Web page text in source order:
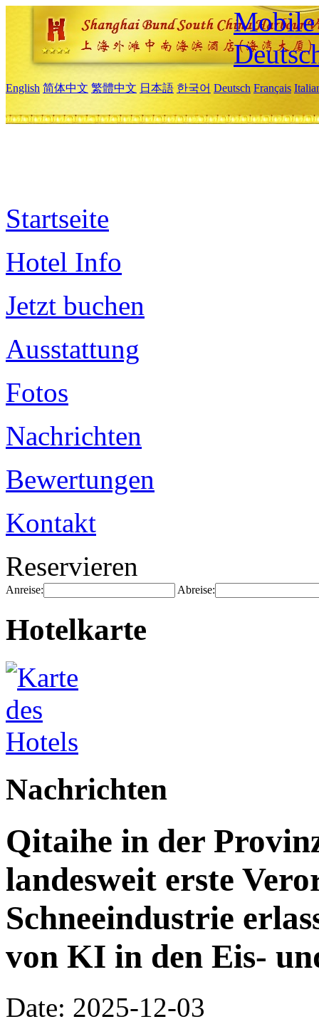
Mobile
English 简体中文 繁體中文 日本語 한국어 Deutsch Français
Startseite
Hotel Info
Jetzt buchen
Ausstattung
Fotos
Nachrichten
Bewertungen
Kontakt
Reservieren
Anreise: Abreise:
Hotelkarte
Nachrichten
Qitaihe in der
landesweit erste
Schneeindustrie
von KI in den Eis-
Date: 2025-12-03